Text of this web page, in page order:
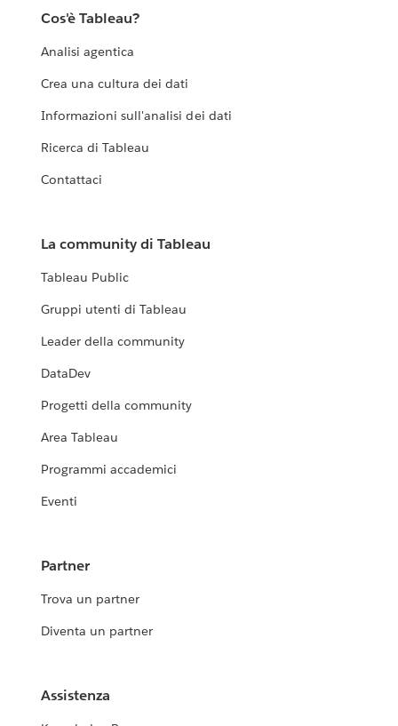
Cos'è Tableau?
Analisi agentica
Crea una cultura dei dati
Informazioni sull'analisi dei dati
Ricerca di Tableau
Contattaci
La community di Tableau
Tableau Public
Gruppi utenti di Tableau
Leader della community
DataDev
Progetti della community
Area Tableau
Programmi accademici
Eventi
Partner
Trova un partner
Diventa un partner
Assistenza